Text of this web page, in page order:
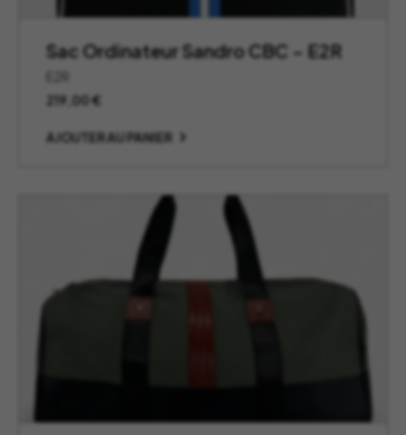
Sac Ordinateur Sandro CBC – E2R
219,00€
AJOUTER AU PANIER